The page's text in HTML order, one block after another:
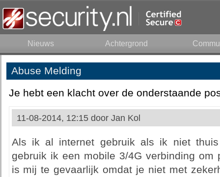
Nieuws Achtergrond
Abuse Melding
Je hebt een klacht over de onderstaande
11-08-2014, 12:15 door Jan Kol
Als ik al internet gebruik als ik niet
gebruik ik een mobile 3/4G verbinding om
is mij te gevaarlijk omdat je niet met